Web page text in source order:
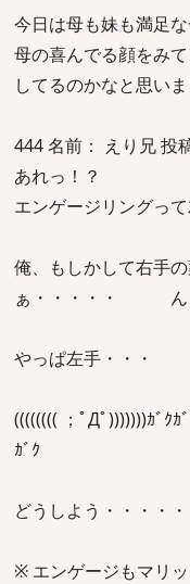
今日は母も妹も満足
母の喜んでる顔をみ
してるのかなと思いま
444 名前： えり兄 投
あれっ！？
エンゲージリングっ
俺、もしかして右手
ぁ・・・・・ ん
やっぱ左手・・・
(((((((( ；ﾟДﾟ)))))))ｶﾞｸｶ
ｶﾞｸ
どうしよう・・・・・
※ エンゲージもマリッ